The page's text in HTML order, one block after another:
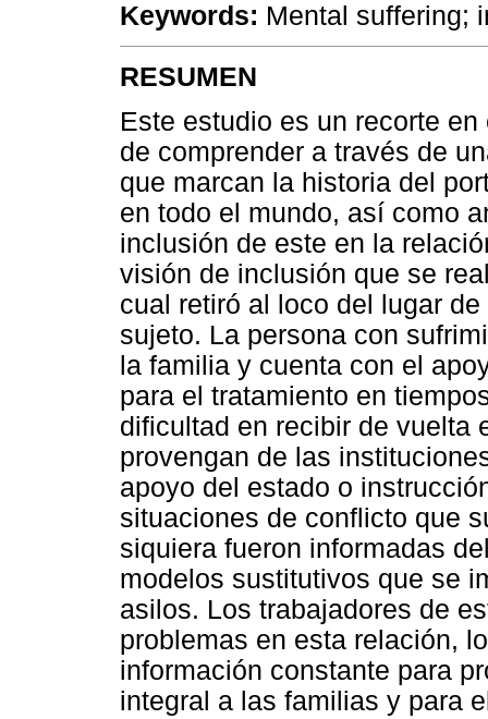
Keywords: Mental suffering;
RESUMEN
Este estudio es un recorte
de comprender a través de
que marcan la historia del
en todo el mundo, así como
inclusión de este en la
visión de inclusión que se
cual retiró al loco del lugar
sujeto. La persona con
la familia y cuenta con el
para el tratamiento en
dificultad en recibir de vuelta
provengan de las
apoyo del estado o
situaciones de conflicto que
siquiera fueron informadas
modelos sustitutivos que se
asilos. Los trabajadores de
problemas en esta relación,
información constante para
integral a las familias y para